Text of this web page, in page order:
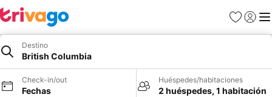
Favoritos
Iniciar
Destino
British Columbia
Check-in/out
Fechas
Huéspedes/habitaciones
2 huéspedes, 1 habitación